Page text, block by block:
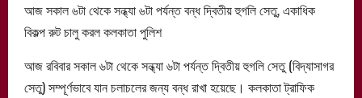
আজ সকাল ৬টা থেকে সন্ধ্যা ৬টা পর্যন্ত বন্ধ দ্বিতীয় হুগলি সেতু, একাধিক
বিকল্প রুট চালু করল কলকাতা পুলিশ
আজ রবিবার সকাল ৬টা থেকে সন্ধ্যা ৬টা পর্যন্ত দ্বিতীয় হুগলি সেতু (বিদ্যাসাগর
সেতু) সম্পূর্ণভাবে যান চলাচলের জন্য বন্ধ রাখা হয়েছে। কলকাতা ট্রাফিক